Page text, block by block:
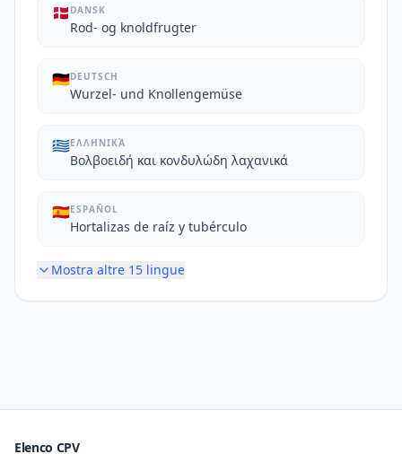
🇩🇰 DANSK
Rod- og knoldfrugter
🇩🇪DEUTSCH
Wurzel- und Knollengemüse
🇬🇷ΕΛΛΗΝΙΚΆ
Βολβοειδή και κονδυλώδη λαχανικά
🇪🇸ESPAÑOL
Hortalizas de raíz y tubérculo
Mostra altre 15 lingue
Elenco CPV